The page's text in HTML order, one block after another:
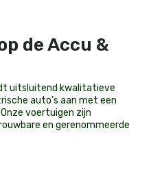
de Accu &
uitsluitend kwalitatieve
auto’s aan met een
voertuigen zijn
en gerenommeerde